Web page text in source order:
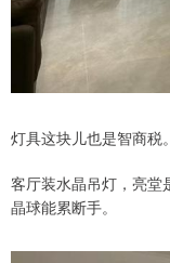
灯具这块儿也是智商税。
客厅装水晶吊灯，亮堂
晶球能累断手。